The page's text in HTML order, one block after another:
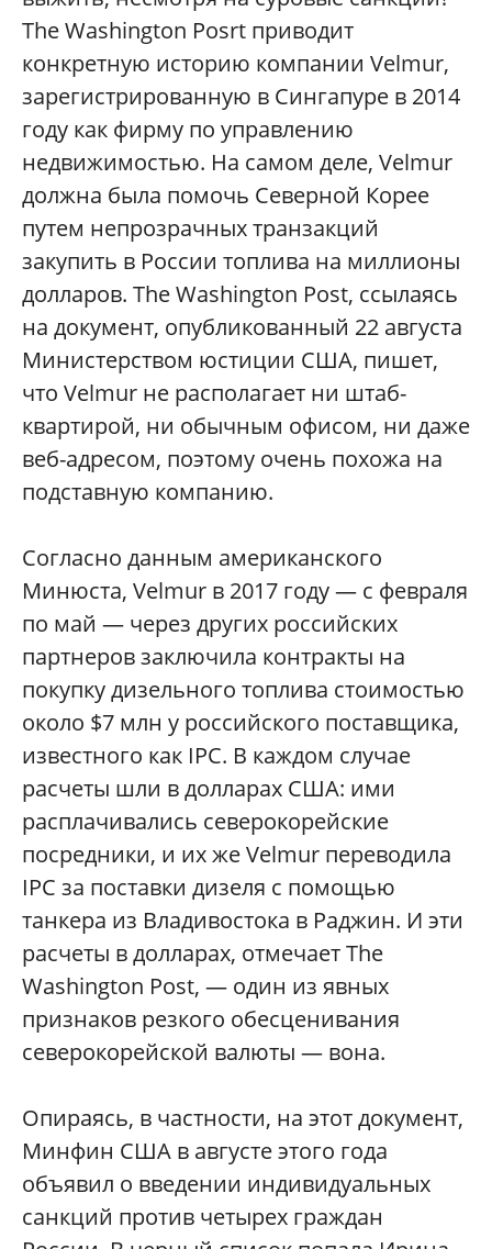
The Washington Posrt приводит
конкретную историю компании Velmur,
зарегистрированную в Сингапуре в 2014
году как фирму по управлению
недвижимостью. На самом деле, Velmur
должна была помочь Северной Корее
путем непрозрачных транзакций
закупить в России топлива на миллионы
долларов. The Washington Post, ссылаясь
на документ, опубликованный 22 августа
Министерством юстиции США, пишет,
что Velmur не располагает ни штаб-
квартирой, ни обычным офисом, ни даже
веб-адресом, поэтому очень похожа на
подставную компанию.
Согласно данным американского
Минюста, Velmur в 2017 году — с февраля
по май — через других российских
партнеров заключила контракты на
покупку дизельного топлива стоимостью
около $7 млн у российского поставщика,
известного как IPC. В каждом случае
расчеты шли в долларах США: ими
расплачивались северокорейские
посредники, и их же Velmur переводила
IPC за поставки дизеля с помощью
танкера из Владивостока в Раджин. И эти
расчеты в долларах, отмечает The
Washington Post, — один из явных
признаков резкого обесценивания
северокорейской валюты — вона.
Опираясь, в частности, на этот документ,
Минфин США в августе этого года
объявил о введении индивидуальных
санкций против четырех граждан